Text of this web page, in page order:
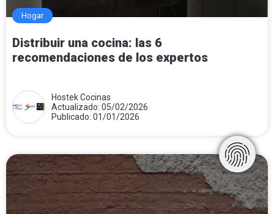
Hogar
Distribuir una cocina: las 6
recomendaciones de los expertos
Hostek Cocinas
Actualizado: 05/02/2026
Publicado: 01/01/2026